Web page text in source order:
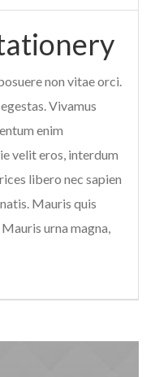
non vitae orci.
Vivamus
enim
velit eros, interdum
libero nec sapien
Mauris quis
urna magna,